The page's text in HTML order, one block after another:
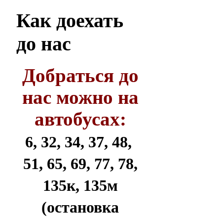
Как доехать
до нас
Добраться до
нас можно на
автобусах:
6, 32, 34, 37, 48,
51, 65, 69, 77, 78,
135к, 135м
(остановка